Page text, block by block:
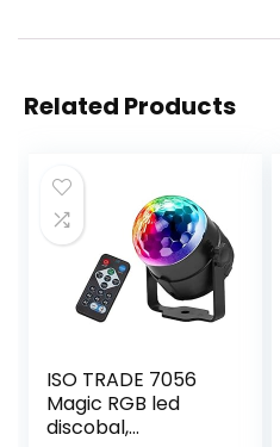
Related Products
ISO TRADE 7056
Magic RGB led
discobal,